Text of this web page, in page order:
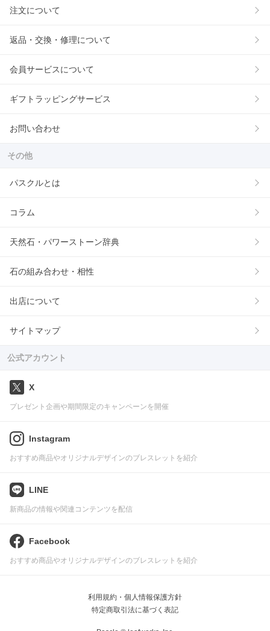
注文について
返品・交換・修理について
会員サービスについて
ギフトラッピングサービス
お問い合わせ
その他
パスクルとは
コラム
天然石・パワーストーン辞典
石の組み合わせ・相性
出店について
サイトマップ
公式アカウント
X
プレゼント企画や期間限定のキャンペーンを開催
Instagram
おすすめ商品やオリジナルデザインのブレスレットを紹介
LINE
新商品の情報や関連コンテンツを配信
Facebook
おすすめ商品やオリジナルデザインのブレスレットを紹介
利用規約・個人情報保護方針
特定商取引法に基づく表記